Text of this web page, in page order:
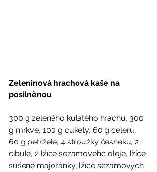
Zeleninová hrachová kaše na
posilněnou
300 g zeleného kulatého hrachu, 300
g mrkve, 100 g cukety, 60 g celeru,
60 g petržele, 4 stroužky česneku, 2
cibule, 2 lžíce sezamového oleje, lžíce
sušené majoránky, lžíce sezamových